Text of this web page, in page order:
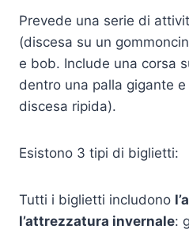
Prevede una serie di
(discesa su un
e bob. Include una corsa
dentro una palla gigante
discesa ripida).
Esistono 3 tipi di biglietti:
Tutti i biglietti includono
l’attrezzatura invernale: